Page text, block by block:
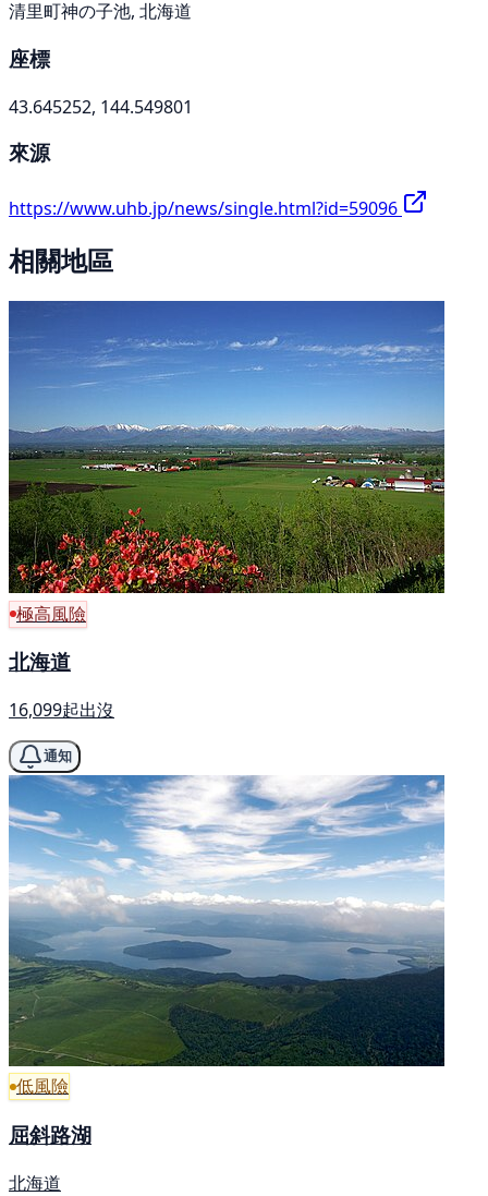
清里町神の子池, 北海道
座標
43.645252, 144.549801
來源
https://www.uhb.jp/news/single.html?id=59096
相關地區
極高風險
北海道
16,099起出沒
通知
低風險
屈斜路湖
北海道